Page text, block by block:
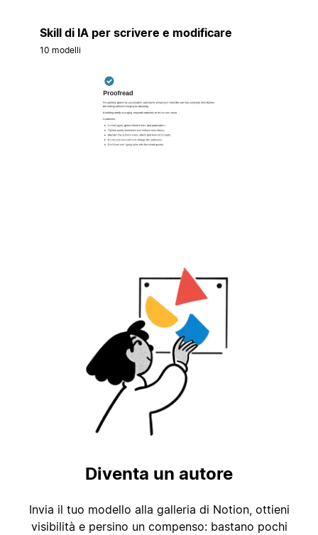
Skill di IA per scrivere e modificare
10 modelli
Diventa un autore
Invia il tuo modello alla galleria di Notion, ottieni
visibilità e persino un compenso: bastano pochi